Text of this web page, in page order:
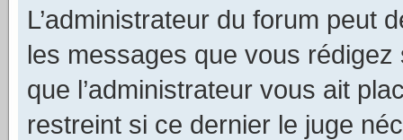
L’administrateur du forum peut
les messages que vous
que l’administrateur vous ait
restreint si ce dernier le juge